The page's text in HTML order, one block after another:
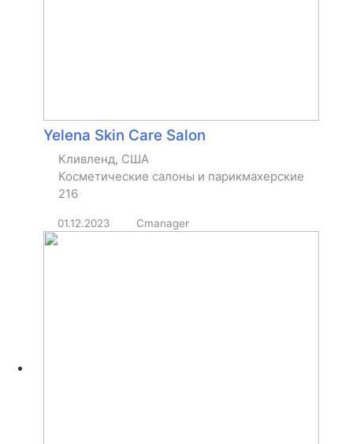
Yelena Skin Care Salon
Кливленд, США
Косметические салоны и парикмахерские
216
01.12.2023 Cmanager